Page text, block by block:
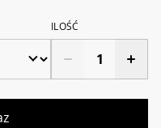
ILOŚĆ